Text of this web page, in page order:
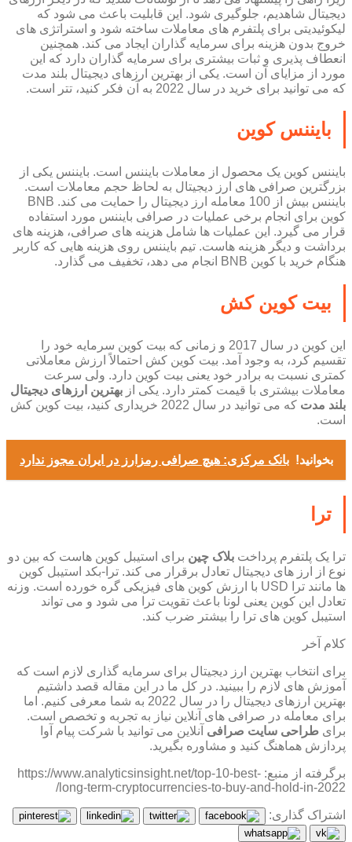
دیجیتال شاهدیم، جلوگیری شود. این قابلیت باعث می شود که
لیکوئیدیتی برای پلتفرم های معاملات ساخته شود و استراتژی های
خروج بدون هزینه برای سرمایه گذاران ایجاد می کند. همچنین
انعطاف پذیری و ثبات بیشتری برای سرمایه گذاران دارد که این
مورد از مزایای آن است. یکی از بهترین ارزهای دیجیتال بلند مدت
که می توانید برای خرید در سال 2022 به آن فکر کنید، تتر است.
بایننس کوین
بایننس کوین یک محصول از معاملات بایننس است. بایننس یکی از
بزرگترین صرافی های ارز دیجیتال به لحاظ حجم معاملات است.
بایننس بیش از 100 معامله ارز دیجیتال را حمایت می کند. BNB
کوین برای انجام برخی عملیات در صرافی بایننس مورد استفاده
قرار می گیرد. این عملیات ها شامل هزینه های صرافی، هزینه های
برداشت و دیگر هزینه هاست. تیم بایننس روی هزینه هایی که کاربر
هنگام خرید با کوین BNB انجام می دهد، تخفیف می گذارد.
بیت کوین کش
این کوین در سال 2017 و زمانی که بیت کوین سرمایه خود را
تقسیم کرد، به وجود آمد. بیت کوین کش احتمالاً ارزش معاملاتی
کمتری نسبت به برادر خود یعنی بیت کوین دارد. ولی سرعت
معاملات بیشتری با قیمت کمتر دارد. یکی از بهترین ارزهای دیجیتال
بلند مدت
که می توانید در سال 2022 خریداری کنید، بیت کوین کش
است.
بخوانید! بانک مرکزی: هیچ صرافی رمزارز در ایران مجوز ندارد
ترا
ترا یک پلتفرم پرداخت بلاک چین برای استیبل کوین هاست که بین دو
نوع از ارز های دیجیتال تعادل برقرار می کند. ترا-بکد استیبل کوین
ها مانند ترا USD با ارزش کوین های فیزیکی گره خورده است. وزنه
تعادل این کوین یعنی لونا باعث تقویت ترا می شود و می تواند
استیبل کوین های ترا را بیشتر ضرب کند.
کلام آخر
برای انتخاب بهترین ارز دیجیتال برای سرمایه گذاری لازم است که
آموزش های لازم را ببینید. در کل ما در این مقاله قصد داشتیم
بهترین ارزهای دیجیتال را در سال 2022 به شما معرفی کنیم. اما
برای معامله در صرافی های آنلاین نیاز به تجربه و تخصص است.
برای طراحی سایت صرافی آنلاین می توانید با شرکت پیام آوا
پردازش هماهنگ کنید و مشاوره بگیرید.
برگرفته از منبع: https://www.analyticsinsight.net/top-10-best-
long-term-cryptocurrencies-to-buy-and-hold-in-2022/
اشتراک گذاری: